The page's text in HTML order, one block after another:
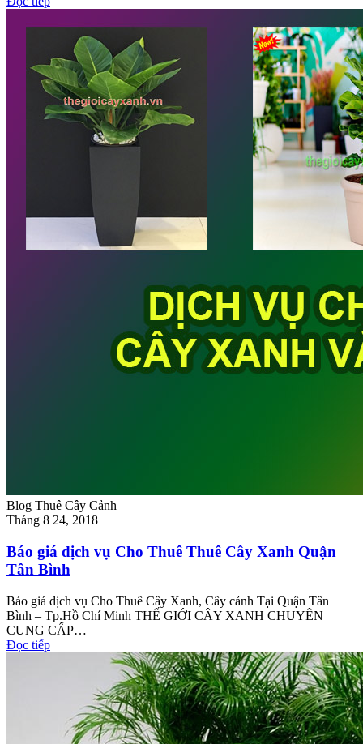
Blog Thuê Cây Cảnh
Tháng 8 24, 2018
Báo giá dịch vụ Cho Thuê Thuê Cây Xanh Quận
Tân Bình
Báo giá dịch vụ Cho Thuê Cây Xanh, Cây cảnh Tại Quận Tân
Bình – Tp.Hồ Chí Minh THẾ GIỚI CÂY XANH CHUYÊN
CUNG CẤP…
Đọc tiếp